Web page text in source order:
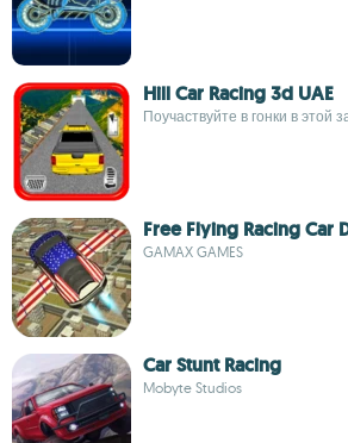
Hill Car Racing 3d UAE
Поучаствуйте в гонки в этой
Free Flying Racing Car
GAMAX GAMES
Car Stunt Racing
Mobyte Studios